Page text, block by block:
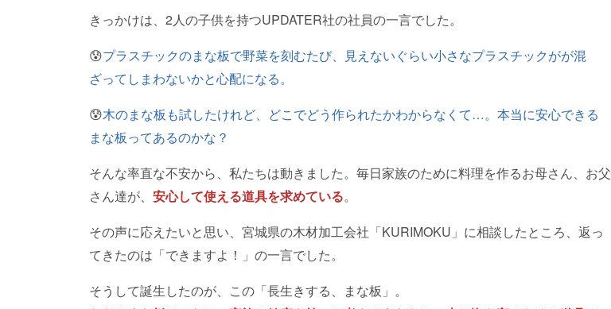
きっかけは、2⼈の⼦供を持つUPDATER社の社員の⼀⾔でした。
😰プラスチックのまな板で野菜を刻むたび、見えないぐらい小さなプラスチックがが混
ざってしまわないかと心配になる。
😰⽊のまな板も試したけれど、どこでどう作られたかわからなくて…。本当に安⼼できる
まな板ってあるのかな？
そんな率直な不安から、私たちは動きました。毎⽇家族のために料理を作るお⺟さん、お父
さん達が、 安⼼して使える道具を求めている。
その声に応えたいと思い、宮城県の⽊材加⼯会社「KURIMOKU」に相談したところ、返っ
てきたのは「できますよ！」の一言でした。
そうして誕⽣したのが、この「⻑⽣きする、まな板」。